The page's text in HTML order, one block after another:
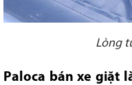
Lòng
Paloca bán xe giặt